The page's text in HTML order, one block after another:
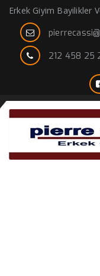
Erkek Giyim Bayilikler
212 458 25